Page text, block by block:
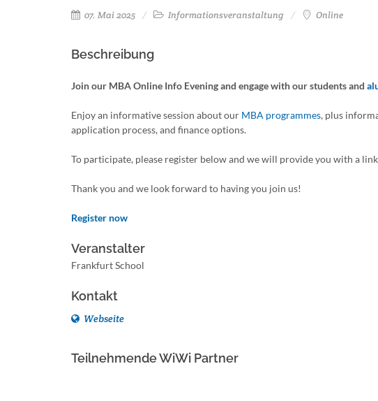
07. Mai 2025 Informationsveranstaltung Online
Beschreibung
Join our MBA Online Info Evening and engage with our students and
Enjoy an informative session about our MBA programmes, plus
application process, and finance options.
To participate, please register below and we will provide you with a link
Thank you and we look forward to having you join us!
Register now
Veranstalter
Frankfurt School
Kontakt
Webseite
Teilnehmende WiWi Partner